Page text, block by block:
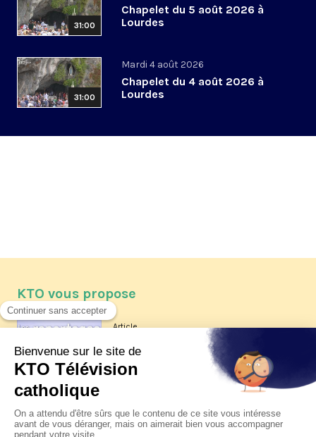
31:00
Chapelet du 5 août 2026 à
Lourdes
31:00
Mardi 4 août 2026
Chapelet du 4 août 2026 à
Lourdes
KTO vous propose
Article
Les reportages d'été 2026 de KTO
La visite pastorale du pape Léon
XIV à Assise à suivre sur KTO le
jeudi 6 août